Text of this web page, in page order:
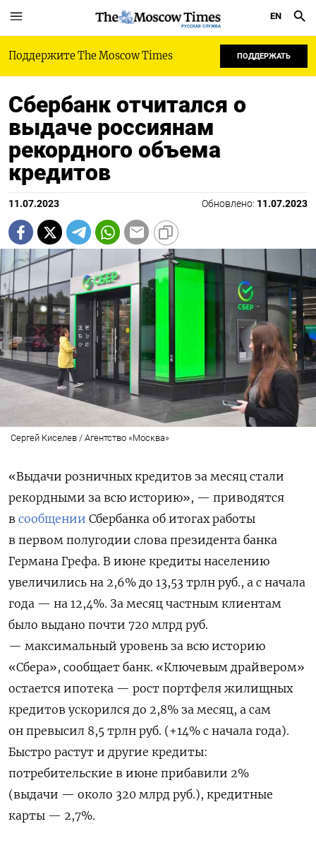
РУССКАЯ СЛУЖБА
EN
Поддержите The Moscow Times ПОДДЕРЖАТЬ
Сбербанк отчитался о
выдаче россиянам
рекордного объема
кредитов
11.07.2023 Обновлено: 11.07.2023
Сергей Киселев / Агентство «Москва»
«Выдачи розничных кредитов за месяц стали
рекордными за всю историю», — приводятся
в сообщении Сбербанка об итогах работы
в первом полугодии слова президента банка
Германа Грефа. В июне кредиты населению
увеличились на 2,6% до 13,53 трлн руб., а с начала
года — на 12,4%. За месяц частным клиентам
было выдано почти 720 млрд руб.
— максимальный уровень за всю историю
«Сбера», сообщает банк. «Ключевым драйвером»
остается ипотека — рост портфеля жилищных
кредитов ускорился до 2,8% за месяц, а сам
он превысил 8,5 трлн руб. (+14% с начала года).
Быстро растут и другие кредиты:
потребительские в июне прибавили 2%
(выдачи — около 320 млрд руб.), кредитные
карты — 2,7%.